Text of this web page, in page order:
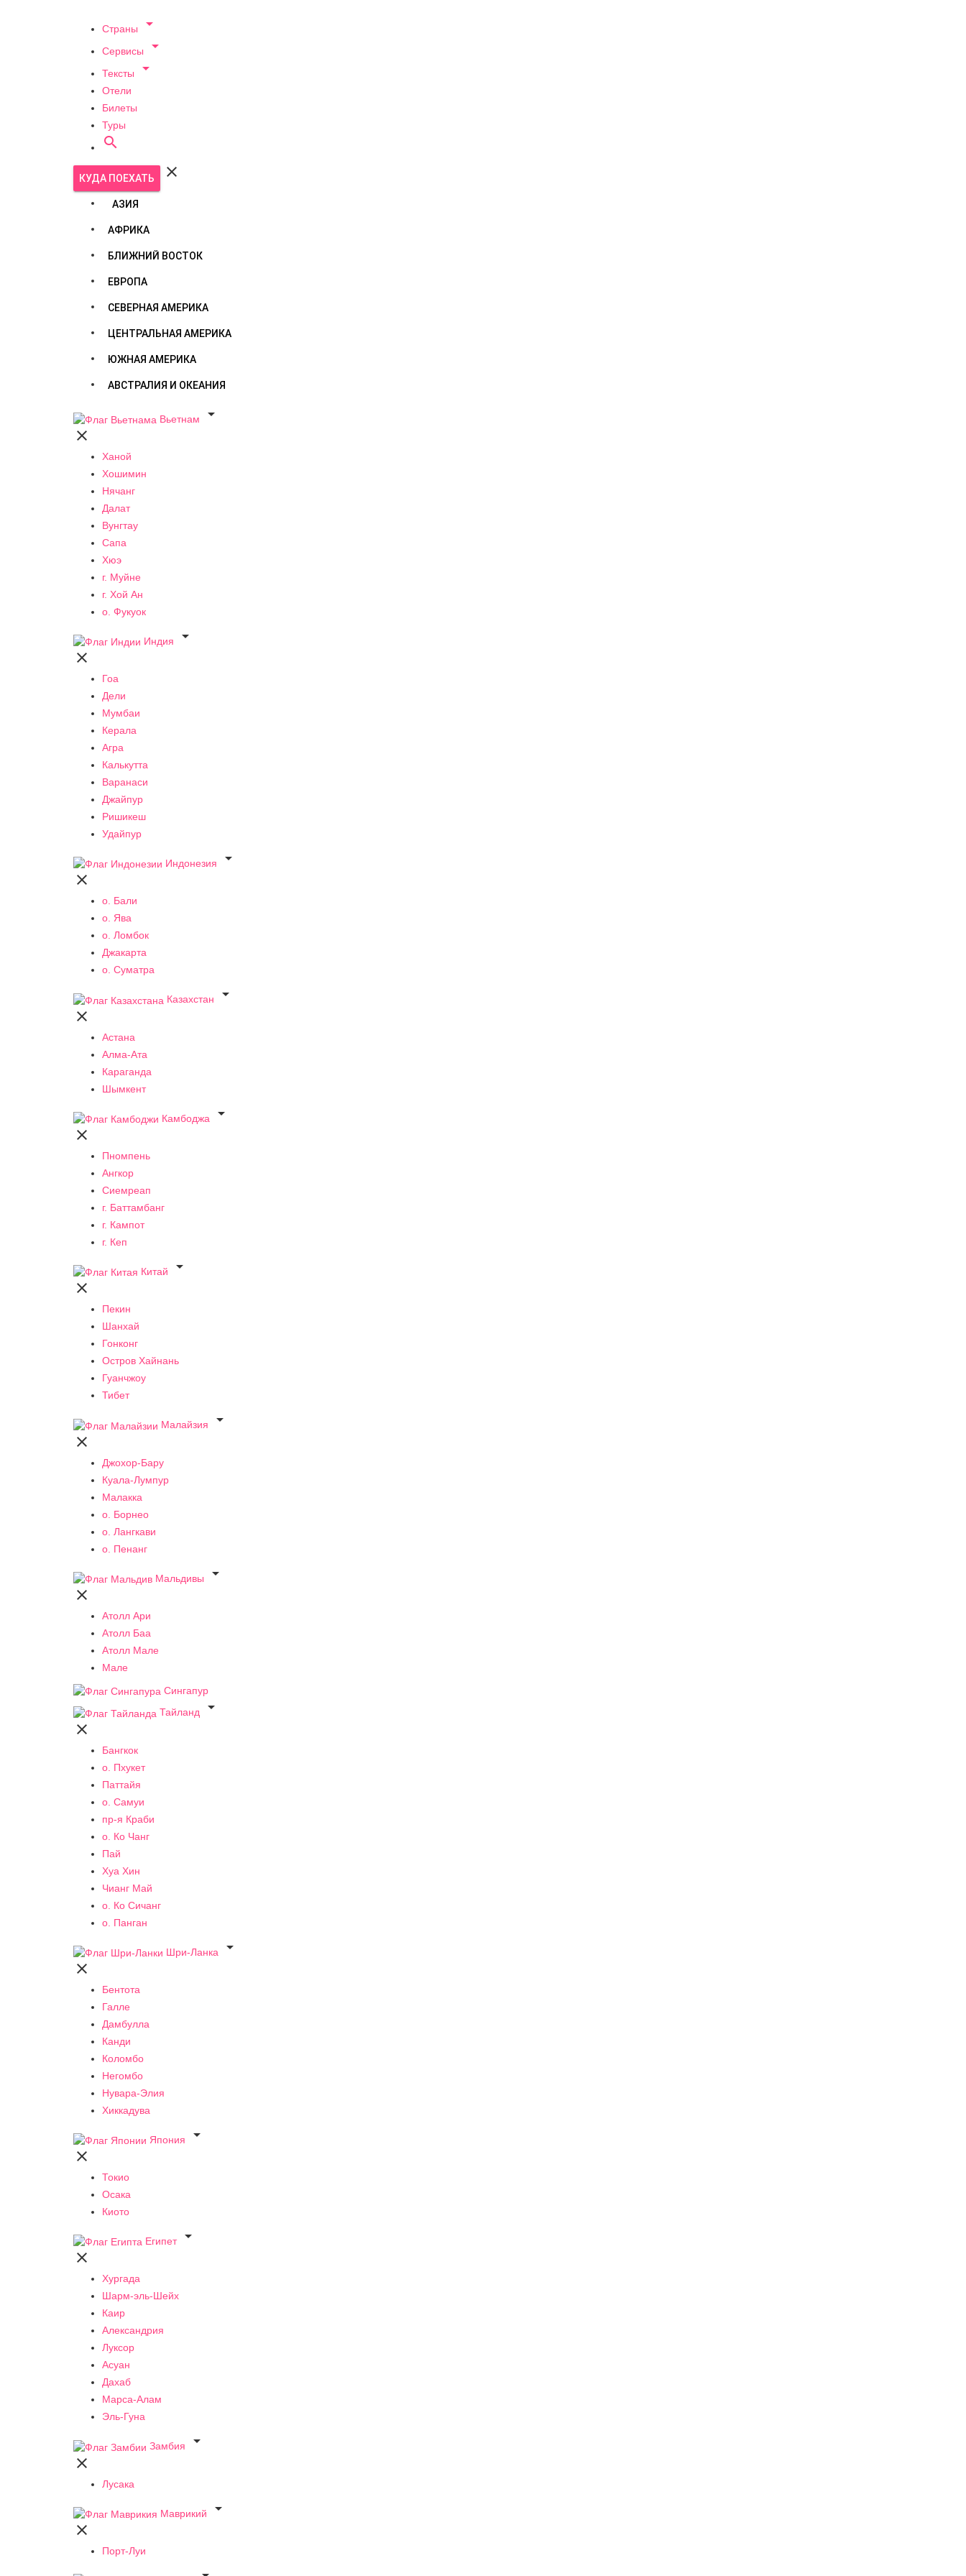
Страны 
Сервисы 
Тексты 
Отели
Билеты
Туры

КУДА ПОЕХАТЬ 
АЗИЯ
АФРИКА
БЛИЖНИЙ ВОСТОК
ЕВРОПА
СЕВЕРНАЯ АМЕРИКА
ЦЕНТРАЛЬНАЯ АМЕРИКА
ЮЖНАЯ АМЕРИКА
АВСТРАЛИЯ И ОКЕАНИЯ
Вьетнам


Ханой
Хошимин
Нячанг
Далат
Вунгтау
Сапа
Хюэ
г. Муйне
г. Хой Ан
о. Фукуок
Индия


Гоа
Дели
Мумбаи
Керала
Агра
Калькутта
Варанаси
Джайпур
Ришикеш
Удайпур
Индонезия


о. Бали
о. Ява
о. Ломбок
Джакарта
о. Суматра
Казахстан


Астана
Алма-Ата
Караганда
Шымкент
Камбоджа


Пномпень
Ангкор
Сиемреап
г. Баттамбанг
г. Кампот
г. Кеп
Китай


Пекин
Шанхай
Гонконг
Остров Хайнань
Гуанчжоу
Тибет
Малайзия


Джохор-Бару
Куала-Лумпур
Малакка
о. Борнео
о. Лангкави
о. Пенанг
Мальдивы


Атолл Ари
Атолл Баа
Атолл Мале
Мале
Сингапур
Тайланд


Бангкок
о. Пхукет
Паттайя
о. Самуи
пр-я Краби
о. Ко Чанг
Пай
Хуа Хин
Чианг Май
о. Ко Сичанг
о. Панган
Шри-Ланка


Бентота
Галле
Дамбулла
Канди
Коломбо
Негомбо
Нувара-Элия
Хиккадува
Япония


Токио
Осака
Киото
Египет


Хургада
Шарм-эль-Шейх
Каир
Александрия
Луксор
Асуан
Дахаб
Марса-Алам
Эль-Гуна
Замбия


Лусака
Маврикий


Порт-Луи